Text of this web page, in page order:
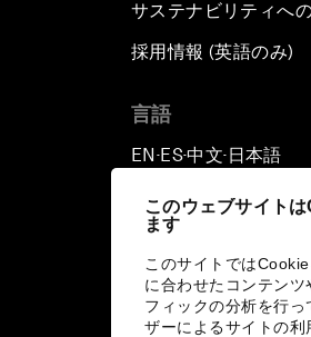
このウェブサイト
ます
このサイトでは
に合わせたコンテンツ
フィックの分析を行
ザーによるサイトの
サステナビリティへ
採用情報 (英語のみ)
言語
EN ▪ES▪中文▪ 日本語